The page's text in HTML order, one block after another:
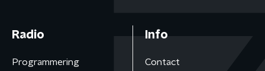
Radio
Programmering
Info
Contact